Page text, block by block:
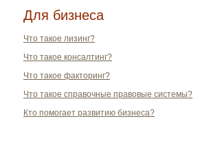
Для бизнеса
Что такое лизинг?
Что такое консалтинг?
Что такое факторинг?
Что такое справочные правовые системы?
Кто помогает развитию бизнеса?